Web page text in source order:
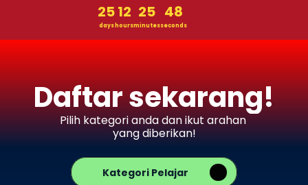
25
days
12
hours
25
minutes
48
seconds
Daftar sekarang!
Pilih kategori anda dan ikut arahan
yang diberikan!
Kategori Pelajar